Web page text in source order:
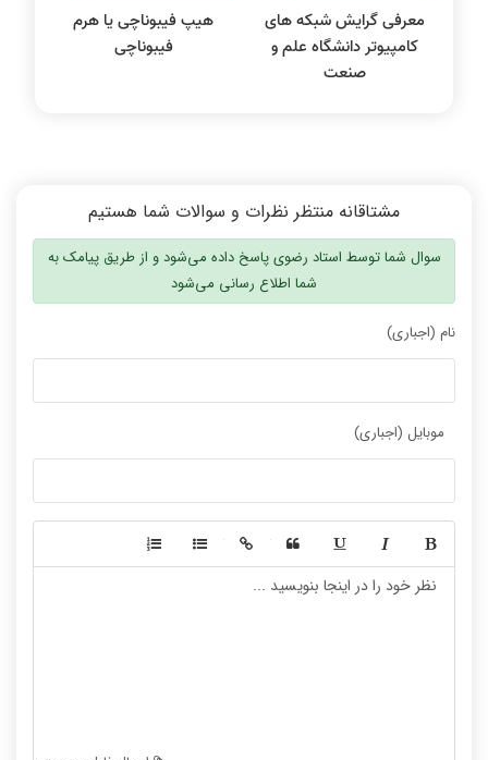
معرفی گرایش شبکه های
کامپیوتر دانشگاه علم و
صنعت
هیپ فیبوناچی یا هرم
فیبوناچی
مشتاقانه منتظر نظرات و سوالات شما هستیم
سوال شما توسط استاد رضوی پاسخ داده می‌شود و از طریق پیامک به
شما اطلاع رسانی می‌شود
نام (اجباری)
موبایل (اجباری)
-
-
-
-